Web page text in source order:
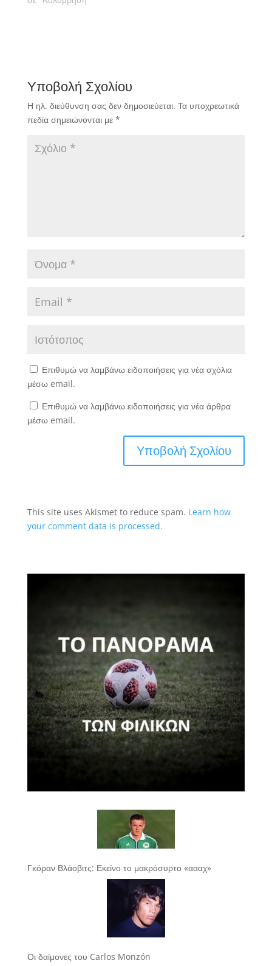
Υποβολή Σχολίου
Η ηλ. διεύθυνση σας δεν δημοσιεύεται. Τα υποχρεωτικά
πεδία σημειώνονται με *
Επιθυμώ να λαμβάνω ειδοποιήσεις για νέα σχόλια
μέσω email.
Επιθυμώ να λαμβάνω ειδοποιήσεις για νέα άρθρα
μέσω email.
This site uses Akismet to reduce spam. Learn how
your comment data is processed.
Γκόραν Βλάοβιτς: Εκείνο το μακρόσυρτο «αααχ»
Οι δαίμονες του Carlos Monzón